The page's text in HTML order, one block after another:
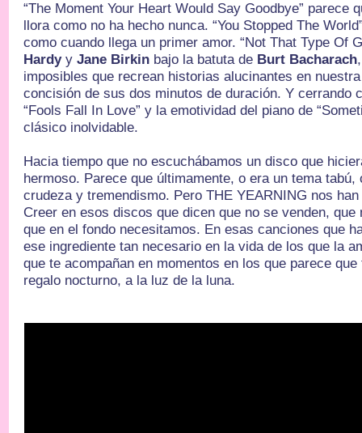
“The Moment Your Heart Would Say Goodbye” parece
llora como no ha hecho nunca. “You Stopped The
como cuando llega un primer amor. “Not That Type Of
HardyyJane Birkin bajo la batuta de Burt Bacharach
imposibles que recrean historias alucinantes en
concisión de sus dos minutos de duración. Y cerrando
“Fools Fall In Love” y la emotividad del piano de
clásico inolvidable.
Hacia tiempo que no escuchábamos un disco que
hermoso. Parece que últimamente, o era un tema
crudeza y tremendismo. Pero THE YEARNING nos
Creer en esos discos que dicen que no se venden, que
que en el fondo necesitamos. En esas canciones que
ese ingrediente tan necesario en la vida de los que la
que te acompañan en momentos en los que parece
regalo nocturno, a la luz de la luna.